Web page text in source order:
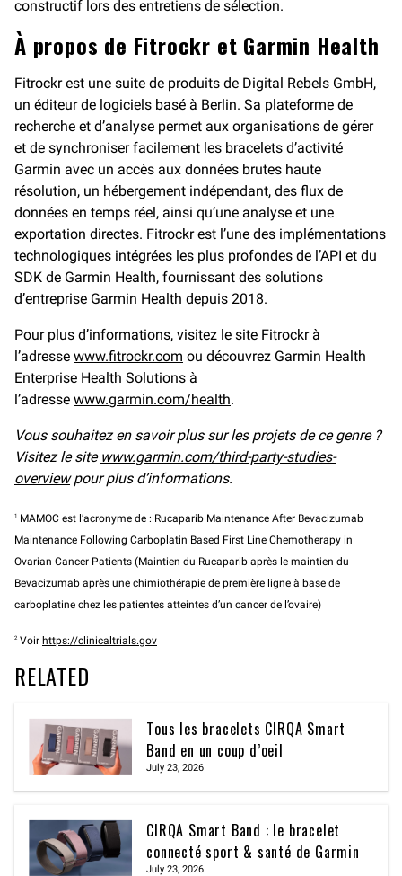
constructif lors des entretiens de sélection.
À propos de Fitrockr et Garmin Health
Fitrockr est une suite de produits de Digital Rebels GmbH,
un éditeur de logiciels basé à Berlin. Sa plateforme de
recherche et d’analyse permet aux organisations de gérer
et de synchroniser facilement les bracelets d’activité
Garmin avec un accès aux données brutes haute
résolution, un hébergement indépendant, des flux de
données en temps réel, ainsi qu’une analyse et une
exportation directes. Fitrockr est l’une des implémentations
technologiques intégrées les plus profondes de l’API et du
SDK de Garmin Health, fournissant des solutions
d’entreprise Garmin Health depuis 2018.
Pour plus d’informations, visitez le site Fitrockr à
l’adresse www.fitrockr.com ou découvrez Garmin Health
Enterprise Health Solutions à
l’adresse www.garmin.com/health.
Vous souhaitez en savoir plus sur les projets de ce genre ?
Visitez le site www.garmin.com/third-party-studies-
overviewpour plus d’informations.
1 MAMOC est l’acronyme de : Rucaparib Maintenance After Bevacizumab
Maintenance Following Carboplatin Based First Line Chemotherapy in
Ovarian Cancer Patients (Maintien du Rucaparib après le maintien du
Bevacizumab après une chimiothérapie de première ligne à base de
carboplatine chez les patientes atteintes d’un cancer de l’ovaire)
2 Voir https://clinicaltrials.gov
RELATED
Tous les bracelets CIRQA Smart
Band en un coup d’oeil
July 23, 2026
CIRQA Smart Band : le bracelet
connecté sport & santé de Garmin
July 23, 2026